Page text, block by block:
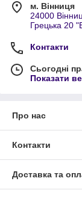
м. Вінниця
24000
Грецька 20
Контакти
Сьогодні
Показати
Про нас
Контакти
Доставка та